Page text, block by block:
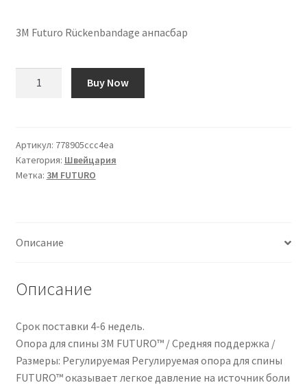
3M Futuro Rückenbandage анпасбар
Rückenbandage
anpassbar
Buy Now
Артикул: 778905ccc4ea
Категория: Швейцария
Метка: 3M FUTURO
Описание
Описание
Срок поставки 4-6 недель.
Опора для спины 3M FUTURO™ / Средняя поддержка /
Размеры: Регулируемая Регулируемая опора для спины
FUTURO™ оказывает легкое давление на источник боли